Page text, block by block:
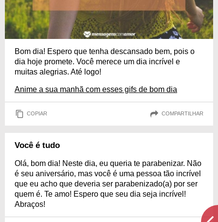
Bom dia! Espero que tenha descansado bem, pois o
dia hoje promete. Você merece um dia incrível e
muitas alegrias. Até logo!
Anime a sua manhã com esses gifs de bom dia
COPIAR COMPARTILHAR
Você é tudo
Olá, bom dia! Neste dia, eu queria te parabenizar. Não
é seu aniversário, mas você é uma pessoa tão incrível
que eu acho que deveria ser parabenizado(a) por ser
quem é. Te amo! Espero que seu dia seja incrível!
Abraços!